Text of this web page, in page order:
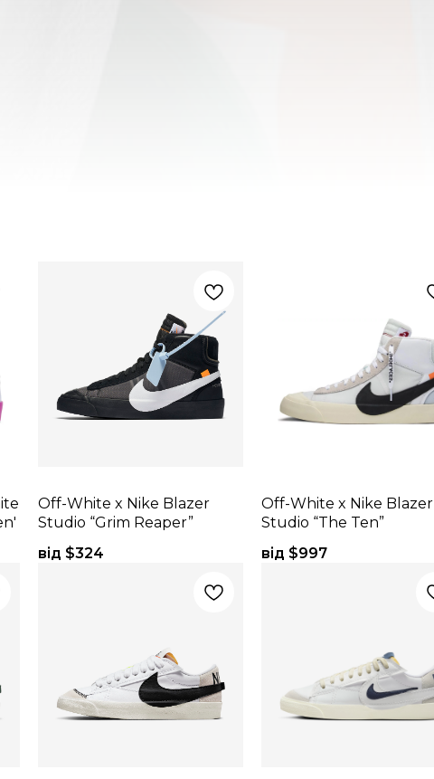
Off-White x Nike Blazer
Studio “Grim Reaper”
від $324
Off-White x Nike Blazer
Studio “The Ten”
від $997